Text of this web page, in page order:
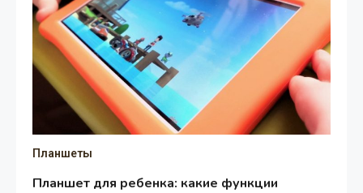
Планшеты
Планшет для ребенка: какие функции